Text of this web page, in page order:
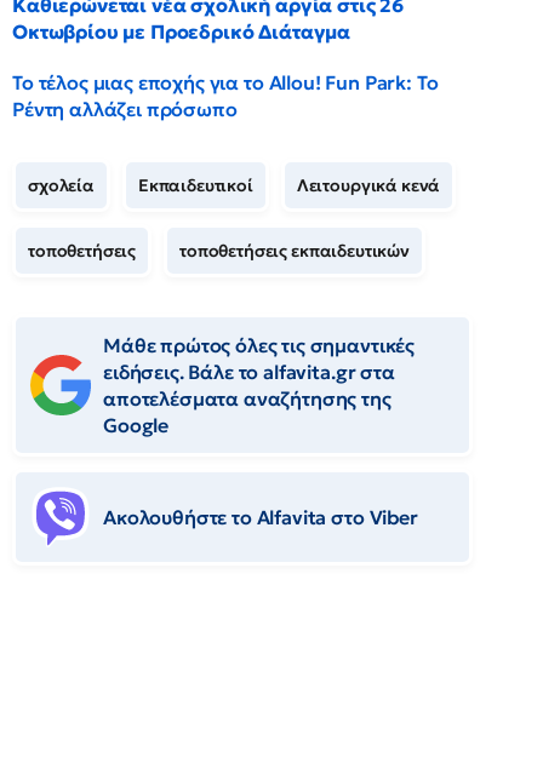
Καθιερώνεται νέα σχολική αργία στις 26
Οκτωβρίου με Προεδρικό Διάταγμα
Το τέλος μιας εποχής για το Allou! Fun Park: Το
Ρέντη αλλάζει πρόσωπο
σχολεία Εκπαιδευτικοί Λειτουργικά κενά
τοποθετήσεις τοποθετήσεις εκπαιδευτικών
Μάθε πρώτος όλες τις σημαντικές
ειδήσεις. Βάλε το alfavita.gr στα
αποτελέσματα αναζήτησης της
Google
Ακολουθήστε το Αlfavita στο Viber